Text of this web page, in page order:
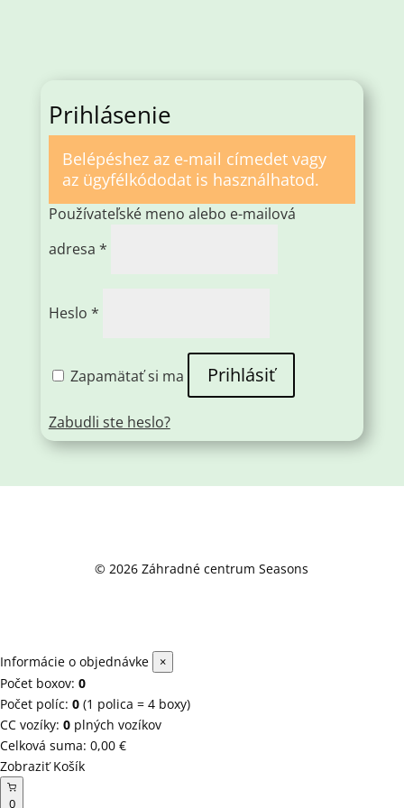
Prihlásenie
Belépéshez az e-mail címedet vagy
az ügyfélkódodat is használhatod.
Používateľské meno alebo e-mailová
adresa *
Heslo *
Zapamätať si ma Prihlásiť
Zabudli ste heslo?
© 2026 Záhradné centrum Seasons
Informácie o objednávke ×
Počet boxov: 0
Počet políc: 0 (1 polica = 4 boxy)
CC vozíky: 0 plných vozíkov
Celková suma: 0,00 €
Zobraziť Košík
0